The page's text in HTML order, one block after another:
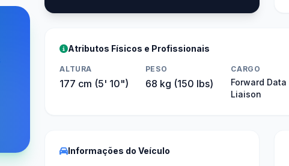
Atributos Físicos e Profissionais
ALTURA
177 cm (5' 10")
PESO
68 kg (150 lbs)
CARGO
Forward Data
Liaison
Informações do Veículo